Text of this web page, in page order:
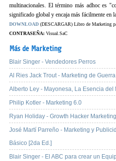
multinacionales. El término más adhoc es
significado global y encaja más fácilmente en
DOWNLOAD (DESCARGAR) Libro de Marketing
CONTRASEÑA: Visual.SaC
Más de Marketing
Blair Singer - Vendedores Perros
Al Ries Jack Trout - Marketing de Guerra
Alberto Ley - Mayonesa, La Esencia del
Philip Kotler - Marketing 6.0
Ryan Holiday - Growth Hacker Marketing
José Martí Parreño - Marketing y
Básico [2da Ed.]
Blair Singer - El ABC para crear un